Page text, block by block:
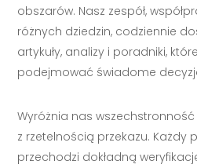
obszarów. Nasz zespół,
różnych dziedzin, codziennie
artykuły, analizy i poradniki,
podejmować świadome
Wyróżnia nas
z rzetelnością przekazu. Każdy
przechodzi dokładną